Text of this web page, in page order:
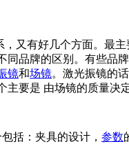
，又有好几个方面。最
同品牌的区别。有些品
镜和场镜。激光振镜的
要是 由场镜的质量决
括：夹具的设计， 参数